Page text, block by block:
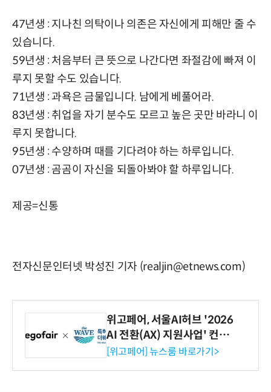
47년생 : 지나친 의탁이나 의존은 자신에게 피해만 줄 수
있습니다.
59년생 : 처음부터 큰 뜻으로 나간다면 좌절감에 빠져 이
루지 못할 수도 있습니다.
71년생 : 과욕은 금물입니다. 남에게 베풀어라.
83년생 : 취업을 자기 분수도 모르고 높은 곳만 바라니 이
루지 못합니다.
95년생 : 수양하며 때를 기다려야 하는 하루입니다.
07년생 : 곰곰이 자신을 되돌아봐야 할 하루입니다.
제공=신통
전자신문인터넷 박성진 기자 (realjin@etnews.com)
위고페어, 서울AI허브 '2026
AI 전환(AX) 지원사업' 컨소
시엄 선정
[위고페어] 뉴스룸 바로가기>